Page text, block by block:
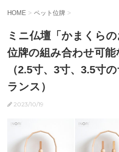
HOME > ペット位牌 >
ミニ仏壇「かまくら
位牌の組み合わせ可能
（2.5寸、3寸、3.5寸
ランス）
2023/10/19